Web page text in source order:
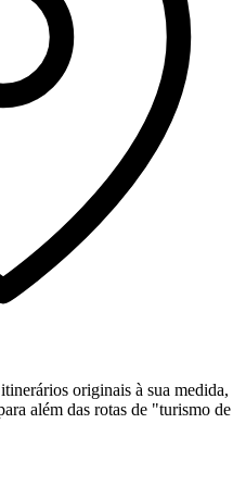
originais à sua medida,
além das rotas de "turismo de